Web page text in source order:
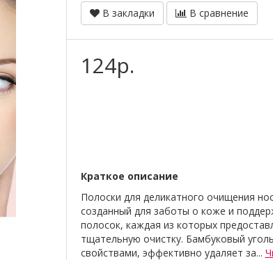
В закладки В сравнение
124р.
Краткое описание
Полоски для деликатного очищения
созданный для заботы о коже и
полосок, каждая из которых
тщательную очистку. Бамбуковый
свойствами, эффективно удаляет за...